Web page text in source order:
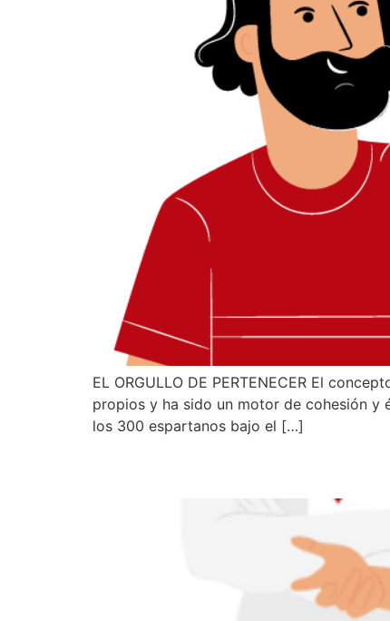
EL ORGULLO DE PERTENECER El
propios y ha sido un motor de cohesión y
los 300 espartanos bajo el […]